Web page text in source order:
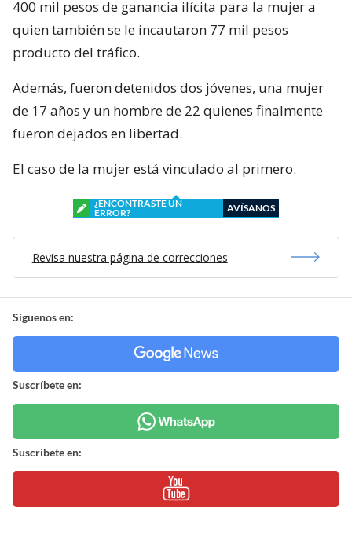
400 mil pesos de ganancia ilícita para la mujer a
quien también se le incautaron 77 mil pesos
producto del tráfico.
Además, fueron detenidos dos jóvenes, una mujer
de 17 años y un hombre de 22 quienes finalmente
fueron dejados en libertad.
El caso de la mujer está vinculado al primero.
¿ENCONTRASTE UN
ERROR?
AVÍSANOS
Revisa nuestra página de correcciones
Síguenos en:
Suscríbete en:
Suscríbete en: